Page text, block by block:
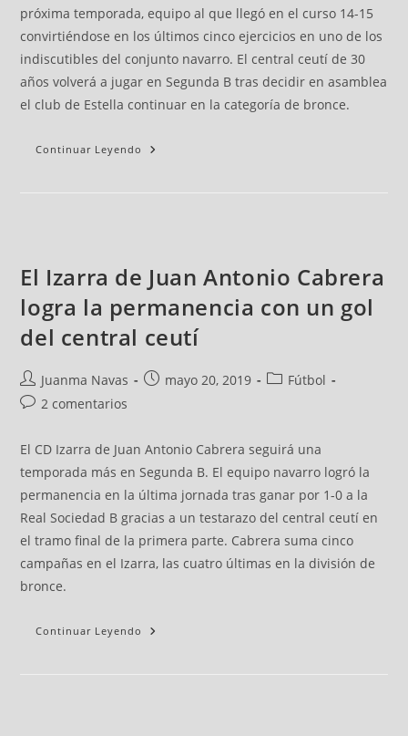
próxima temporada, equipo al que llegó en el curso 14-15
convirtiéndose en los últimos cinco ejercicios en uno de los
indiscutibles del conjunto navarro. El central ceutí de 30
años volverá a jugar en Segunda B tras decidir en asamblea
el club de Estella continuar en la categoría de bronce.
Continuar Leyendo
El Izarra de Juan Antonio Cabrera
logra la permanencia con un gol
del central ceutí
Juanma Navas mayo 20, 2019
Fútbol
2 comentarios
El CD Izarra de Juan Antonio Cabrera seguirá una
temporada más en Segunda B. El equipo navarro logró la
permanencia en la última jornada tras ganar por 1-0 a la
Real Sociedad B gracias a un testarazo del central ceutí en
el tramo final de la primera parte. Cabrera suma cinco
campañas en el Izarra, las cuatro últimas en la división de
bronce.
Continuar Leyendo